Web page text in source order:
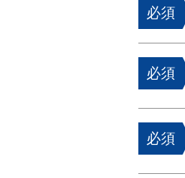
必須
必須
必須